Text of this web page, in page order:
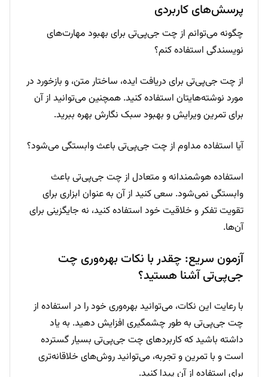
پرسش‌های کاربردی
چگونه می‌توانم از چت جی‌پی‌تی برای بهبود مهارت‌های
نویسندگی استفاده کنم؟
از چت جی‌پی‌تی برای دریافت ایده، ساختار متن، و بازخورد در
مورد نوشته‌هایتان استفاده کنید. همچنین می‌توانید از آن
برای تمرین ویرایش و بهبود سبک نگارش بهره ببرید.
آیا استفاده مداوم از چت جی‌پی‌تی باعث وابستگی می‌شود؟
استفاده هوشمندانه و متعادل از چت جی‌پی‌تی باعث
وابستگی نمی‌شود. سعی کنید از آن به عنوان ابزاری برای
تقویت تفکر و خلاقیت خود استفاده کنید، نه جایگزینی برای
آن‌ها.
آزمون سریع: چقدر با نکات بهره‌وری چت
جی‌پی‌تی آشنا هستید؟
با رعایت این نکات، می‌توانید بهره‌وری خود را در استفاده از
چت جی‌پی‌تی به طور چشمگیری افزایش دهید. به یاد
داشته باشید که کاربردهای چت جی‌پی‌تی بسیار گسترده
است و با تمرین و تجربه، می‌توانید روش‌های خلاقانه‌تری
برای استفاده از آن پیدا کنید.